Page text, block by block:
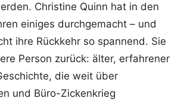
Christine Quinn hat in den
einiges durchgemacht – und
ihre Rückkehr so spannend. Sie
Person zurück: älter, erfahrener
die weit über
und Büro-Zickenkrieg